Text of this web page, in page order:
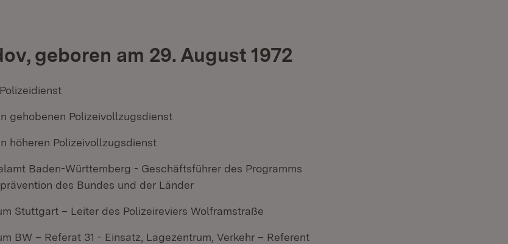
geboren am 29. August 1972
gehobenen Polizeivollzugsdienst
höheren Polizeivollzugsdienst
Baden-Württemberg - Geschäftsführer des Programms
des Bundes und der Länder
Stuttgart – Leiter des Polizeireviers Wolframstraße
BW – Referat 31 - Einsatz, Lagezentrum, Verkehr – Referent